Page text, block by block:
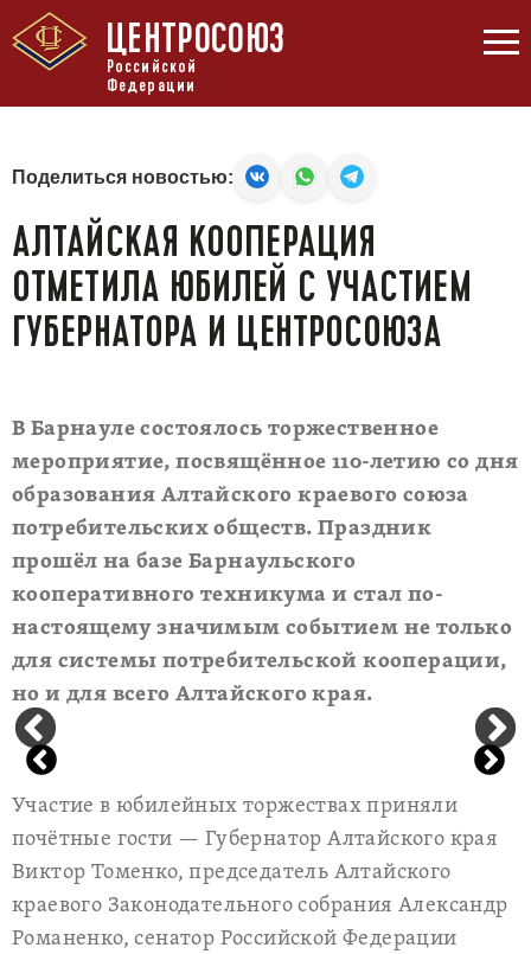
ЦЕНТРОСОЮЗ
Российской
Федерации
Поделиться новостью:
АЛТАЙСКАЯ КООПЕРАЦИЯ
ОТМЕТИЛА ЮБИЛЕЙ С УЧАСТИЕМ
ГУБЕРНАТОРА И ЦЕНТРОСОЮЗА
В Барнауле состоялось торжественное
мероприятие, посвящённое 110-летию со дня
образования Алтайского краевого союза
потребительских обществ. Праздник
прошёл на базе Барнаульского
кооперативного техникума и стал по-
настоящему значимым событием не только
для системы потребительской кооперации,
но и для всего Алтайского края.
Участие в юбилейных торжествах приняли
почётные гости — Губернатор Алтайского края
Виктор Томенко, председатель Алтайского
краевого Законодательного собрания Александр
Романенко, сенатор Российской Федерации